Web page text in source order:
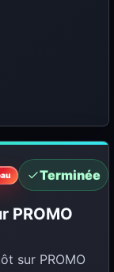
Terminée
PROMO
sur PROMO